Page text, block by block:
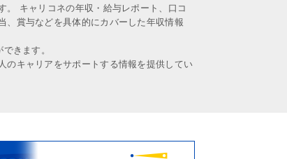
。 キャリコネの年収・給与レポート、口コ
、賞与などを具体的にカバーした年収情報
きます。
のキャリアをサポートする情報を提供してい